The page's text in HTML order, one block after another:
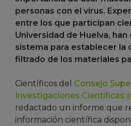
personas con el virus.
entre los que participan
Universidad de Huelva, han
sistema para establecer la
filtrado de los materiales
Científicos del Consejo
Investigaciones Científicas
redactado un informe que
información científica